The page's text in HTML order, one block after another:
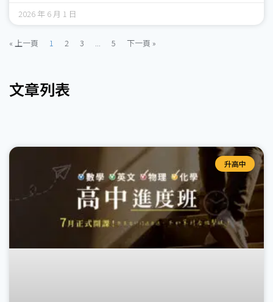
2026 年 6 月 1 日
« 上一頁 1 2 3 ... 5 下一頁 »
文章列表
升高中